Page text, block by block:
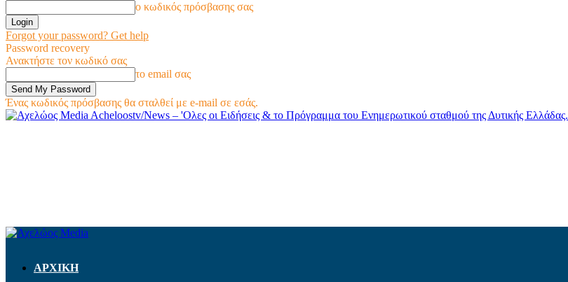
ο κωδικός πρόσβασης σας
Forgot your password? Get help
Password recovery
Ανακτήστε τον κωδικό σας
το email σας
Ένας κωδικός πρόσβασης θα σταλθεί με e-mail σε εσάς.
Acheloostv/News – 'Ολες οι Ειδήσεις & το Πρόγραμμα του Ενημερωτικού σταθμού της Δυτικής Ελλάδας.
ΑΡΧΙΚΗ